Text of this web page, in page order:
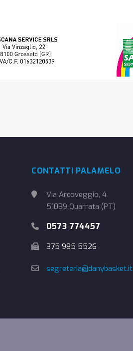
CONTATTI PALAMELO
Via Arcoveggio, 4
51039 Quarrata (PT)
0573 774457
375 985 5526
segreteria@danybasket.it